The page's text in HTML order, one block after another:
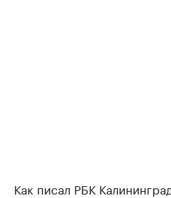
Как писал РБК